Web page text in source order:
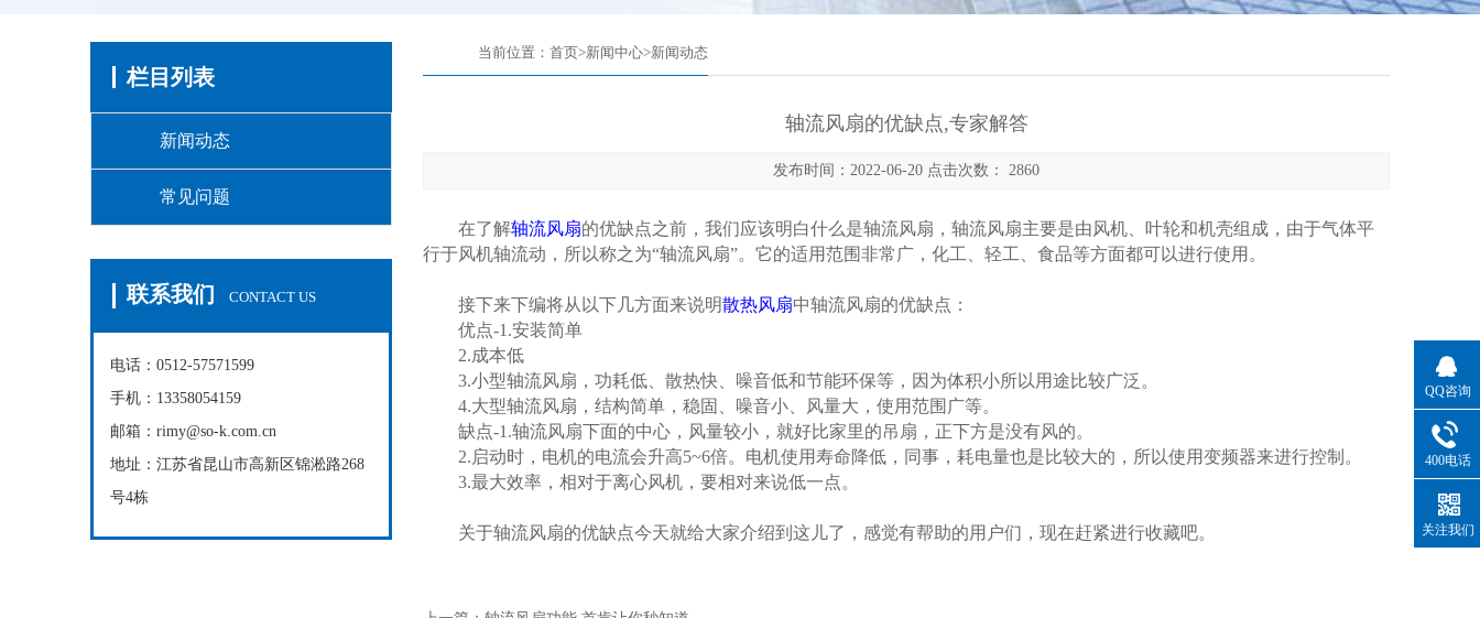
栏目列表
新闻动态
常见问题
联系我们 CONTACT US
电话：0512-57571599
手机：13358054159
邮箱：rimy@so-k.com.cn
地址：江苏省昆山市高新区锦淞路268
号4栋
当前位置： 首页>新闻中心>新闻动态
轴流风扇的优缺点,专家解答
发布时间：2022-06-20 点击次数： 2860
在了解轴流风扇的优缺点之前，我们应该明白什么是轴流风扇，轴流风扇主要是由风机、叶轮和机壳组成，由于气体平
行于风机轴流动，所以称之为“轴流风扇”。它的适用范围非常广，化工、轻工、食品等方面都可以进行使用。
接下来下编将从以下几方面来说明散热风扇中轴流风扇的优缺点：
优点-1.安装简单
2.成本低
3.小型轴流风扇，功耗低、散热快、噪音低和节能环保等，因为体积小所以用途比较广泛。
4.大型轴流风扇，结构简单，稳固、噪音小、风量大，使用范围广等。
缺点-1.轴流风扇下面的中心，风量较小，就好比家里的吊扇，正下方是没有风的。
2.启动时，电机的电流会升高5~6倍。电机使用寿命降低，同事，耗电量也是比较大的，所以使用变频器来进行控制。
3.最大效率，相对于离心风机，要相对来说低一点。
关于轴流风扇的优缺点今天就给大家介绍到这儿了，感觉有帮助的用户们，现在赶紧进行收藏吧。
QQ咨询
400电话
关注我们